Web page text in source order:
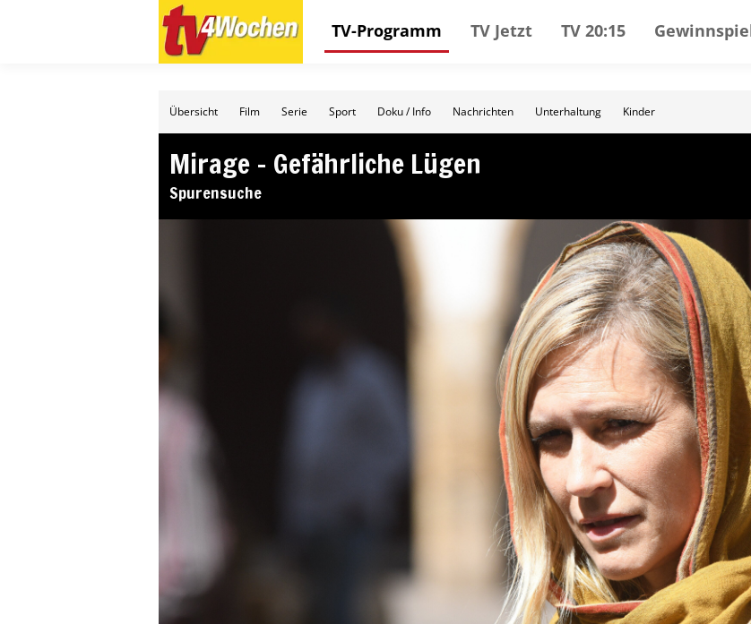
TV-Programm TV Jetzt TV 20:15
Übersicht Film Serie Sport Doku / Info Nachrichten Unterhaltung Kinder
Mirage – Gefährliche Lügen
Spurensuche